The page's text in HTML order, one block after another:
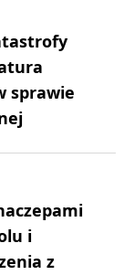
sprawie
i
z